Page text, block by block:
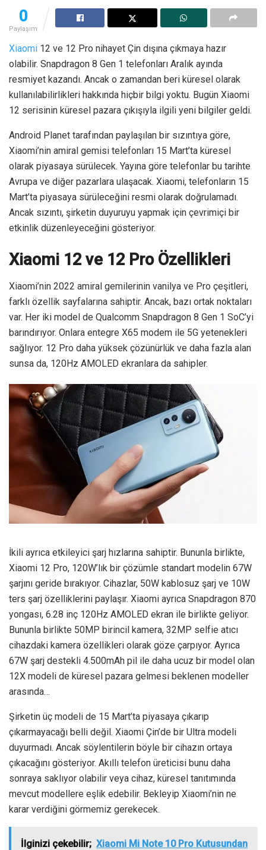
0
Paylaşım
Xiaomi 12 ve 12 Pro nihayet Çin dışına çıkmaya hazır
olabilir. Snapdragon 8 Gen 1 telefonları Aralık ayında
resmiyet kazandı. Ancak o zamandan beri küresel olarak
kullanılabilirlikleri hakkında hiçbir bilgi yoktu. Bugün Xiaomi
12 serisinin küresel pazara çıkışıyla ilgili yeni bilgiler geldi.
Android Planet tarafından paylaşılan bir sızıntıya göre,
Xiaomi’nin amiral gemisi telefonları 15 Mart’ta küresel
olarak piyasaya sürülecek. Yayına göre telefonlar bu tarihte
Avrupa ve diğer pazarlara ulaşacak. Xiaomi, telefonların 15
Mart’ta piyasaya sürüleceğini resmi olarak doğrulamadı.
Ancak sızıntı, şirketin duyuruyu yapmak için çevrimiçi bir
etkinlik düzenleyeceğini gösteriyor.
Xiaomi 12 ve 12 Pro Özellikleri
Xiaomi’nin 2022 amiral gemilerinin vanilya ve Pro çeşitleri,
farklı özellik sayfalarına sahiptir. Ancak, bazı ortak noktaları
var. Her iki model de Qualcomm Snapdragon 8 Gen 1 SoC’yi
barındırıyor. Onlara entegre X65 modem ile 5G yetenekleri
sağlıyor. 12 Pro daha yüksek çözünürlük ve daha fazla alan
sunsa da, 120Hz AMOLED ekranlara da sahipler.
İkili ayrıca etkileyici şarj hızlarına sahiptir. Bununla birlikte,
Xiaomi 12 Pro, 120W’lık bir çözümle standart modelin 67W
şarjını geride bırakıyor. Cihazlar, 50W kablosuz şarj ve 10W
ters şarj özelliklerini paylaşır. Xiaomi ayrıca Snapdragon 870
yongası, 6.28 inç 120Hz AMOLED ekran ile birlikte geliyor.
Bununla birlikte 50MP birincil kamera, 32MP selfie atıcı
cihazdaki kamera özellikleri olarak göze çarpıyor. Ayrıca
67W şarj destekli 4.500mAh pil ile daha ucuz bir model olan
12X modeli de küresel pazara gelmesi beklenen modeller
arasında…
Şirketin üç modeli de 15 Mart’ta piyasaya çıkarıp
çıkarmayacağı belli değil. Xiaomi Çin’de bir Ultra modeli
duyurmadı. Ancak söylentilerin böyle bir cihazın ortaya
çıkacağını gösteriyor. Akıllı telefon üreticisi bunu daha
sonraya saklıyor olabilir veya cihaz, küresel tanıtımında
mevcut modellere eşlik edebilir. Bekleyip Xiaomi’nin ne
karar verdiğini görmemiz gerekecek.
İlginizi çekebilir; Xiaomi Mi Note 10 Pro Kutusundan